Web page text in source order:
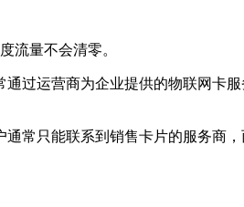
流量不会清零。
过运营商为企业提供的物联网卡
常只能联系到销售卡片的服务商